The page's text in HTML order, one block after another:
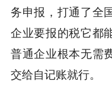
务申报，打通了全
企业要报的税它都
普通企业根本无需
交给自记账就行。